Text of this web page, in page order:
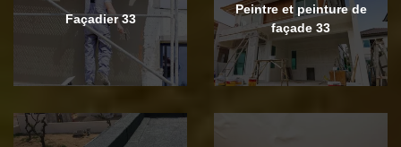
Façadier 33
Peintre et peinture de
façade 33